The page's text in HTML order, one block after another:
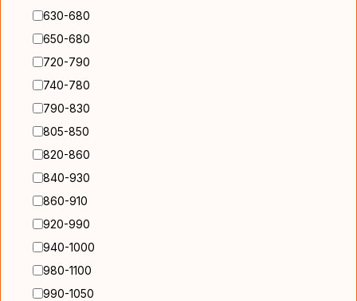
630-680
650-680
720-790
740-780
790-830
805-850
820-860
840-930
860-910
920-990
940-1000
980-1100
990-1050